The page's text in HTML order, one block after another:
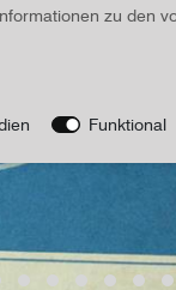
zu den
Funktional